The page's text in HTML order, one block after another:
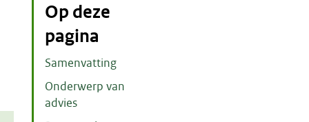
Op deze
pagina
Samenvatting
Onderwerp van
advies